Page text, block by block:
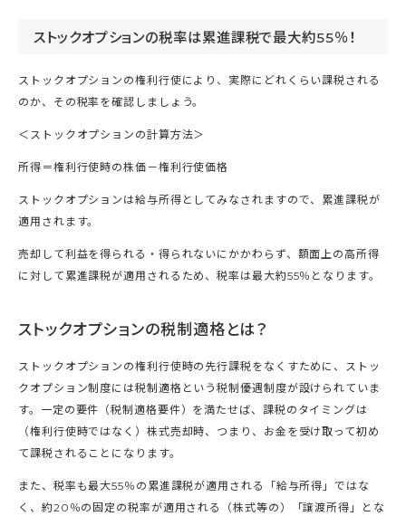
ストックオプションの税率は累進課税で最大約55％！
ストックオプションの権利行使により、実際にどれくらい課税される
のか、その税率を確認しましょう。
＜ストックオプションの計算方法＞
所得＝権利行使時の株価－権利行使価格
ストックオプションは給与所得としてみなされますので、累進課税が
適用されます。
売却して利益を得られる・得られないにかかわらず、額面上の高所得
に対して累進課税が適用されるため、税率は最大約55％となります。
ストックオプションの税制適格とは？
ストックオプションの権利行使時の先行課税をなくすために、ストッ
クオプション制度には税制適格という税制優遇制度が設けられていま
す。一定の要件（税制適格要件）を満たせば、課税のタイミングは
（権利行使時ではなく）株式売却時、つまり、お金を受け取って初め
て課税されることになります。
また、税率も最大55％の累進課税が適用される「給与所得」ではな
く、約20％の固定の税率が適用される（株式等の）「譲渡所得」とな